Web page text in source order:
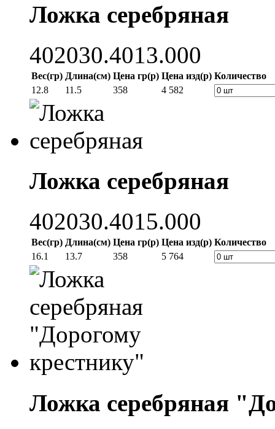
Ложка серебряная
402030.4013.000
Вес(гр) Длина(см) Цена гр(р) Цена изд(р) Количество
12.8
11.5 358 4 582
Ложка серебряная
402030.4015.000
Вес(гр) Длина(см) Цена гр(р) Цена изд(р) Количество
16.1
13.7 358 5 764
Ложка серебряная